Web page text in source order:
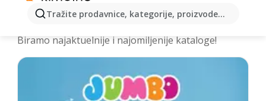
Tražite prodavnice, kategorije, proizvode...
Izdvojili smo za vas najbolje akcije za
Biramo najaktuelnije i najomiljenije kataloge!